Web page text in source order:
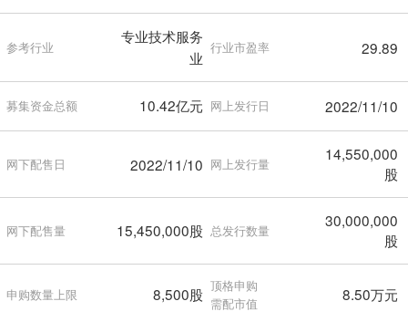
参考行业
专业技术服务
业
行业市盈率 29.89
募集资金总额 10.42亿元 网上发行日 2022/11/10
网下配售日 2022/11/10 网上发行量
14,550,000
股
网下配售量 15,450,000股 总发行数量
30,000,000
股
申购数量上限 8,500股 顶格申购
需配市值
8.50万元